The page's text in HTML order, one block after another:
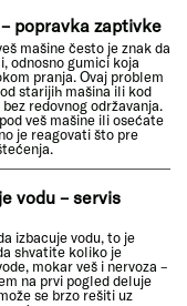
popravka zaptivke
mašine često je znak da
odnosno gumici koja
pranja. Ovaj problem
starijih mašina ili kod
redovnog održavanja.
veš mašine ili osećate
je reagovati što pre
vodu – servis
izbacuje vodu, to je
shvatite koliko je
mokar veš i nervoza –
na prvi pogled deluje
se brzo rešiti uz